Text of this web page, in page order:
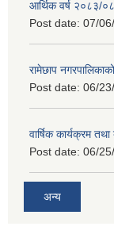
आर्थिक वर्ष २०८३/
Post date: 07/
रामेछाप
Post date: 06/
वार्षिक कार्यक्रम
Post date: 06/
अन्य